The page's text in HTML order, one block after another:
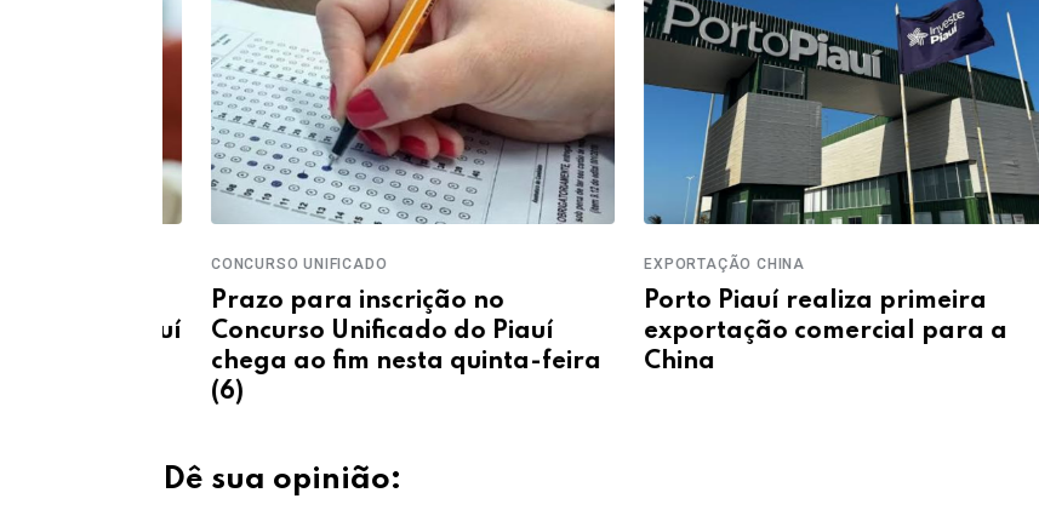
CONCURSO UNIFICADO
Prazo para inscrição no
Concurso Unificado do Piauí
chega ao fim nesta quinta-feira
EXPORTAÇÃO CHINA
Porto Piauí realiza primeira
exportação comercial para a
China
Dê sua opinião: